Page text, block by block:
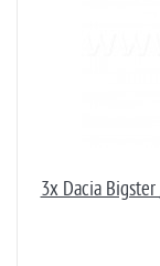
3x Dacia